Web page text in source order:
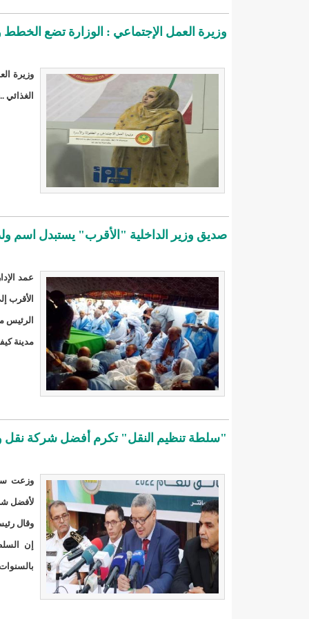
140 عاملا من شركة نحاس موريتانيا عن نيتها تسريح 10% من عمالها/إينشيري
17حالة إصابة جديدة ب"كورونا" و12 حالة شفاء/إينشيري
17حالة إصابة جديدة ب"كورونا" و12 حالة شفاء/إينشيري
17حالة إصابة جديدة ب"كورونا" و12 حالة شفاء/إينشيري
17حالة إصابة جديدة ب"كورونا" و12 حالة شفاء/إينشيري
17حالة إصابة جديدة ب"كورونا" و12 حالة شفاء/إينشيري
19إصابة جديدة بكورونا و17 حالة شفاء/إينشيري
3 ثلاث تعيينات في مجلس الوزراء (أسماء)/إينشيري
32حالة جديدة ب"كورونا"/إينشيري 3ثلاثة أيام حداد بموريتانيا إثر وفاة أمير الكويت بعد صراع مع المرض/إيينشيري
490إصابة جديدة بكورونا و55 حالة شفاء/إينشيري
5600أسرة في الحوض الشرقي تستفيد من الكهرباء حسب وزير البترول ول عبد السلام/إينشيري
وزيرة العمل الإجتماعي : الوزارة تضع الخطط
وزيرة
الغذائي
صديق وزير الداخلية "الأقرب" يستبدل اسم
عمد
الأقرب
الرئيس
مدينة
"سلطة تنظيم النقل" تكرم أفضل شركة نقل وأحسن سائق
وزعت
لأفضل
وقال
إن